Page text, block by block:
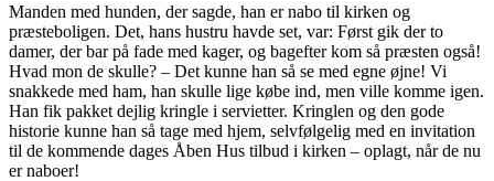
Manden med hunden, der sagde, han er nabo til kirken og
præsteboligen. Det, hans hustru havde set, var: Først gik der to
damer, der bar på fade med kager, og bagefter kom så præsten også!
Hvad mon de skulle? – Det kunne han så se med egne øjne! Vi
snakkede med ham, han skulle lige købe ind, men ville komme igen.
Han fik pakket dejlig kringle i servietter. Kringlen og den gode
historie kunne han så tage med hjem, selvfølgelig med en invitation
til de kommende dages Åben Hus tilbud i kirken – oplagt, når de nu
er naboer!